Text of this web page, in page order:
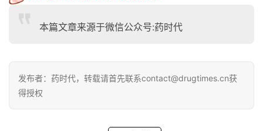
本篇文章来源于微信公众号:药时代
发布者：药时代，转载请首先联系contact@drugtimes.cn获
得授权